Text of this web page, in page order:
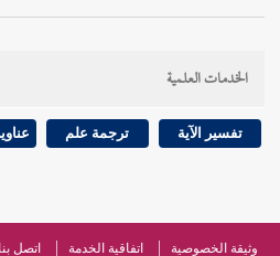
وقولمسلم- رحمه الله - : (
حدثنا جعفر بن سليمان
وهو أنه إسناد كله بصريون .
والطاء المهملة وبالنون و (
ثم راء . وقد قدمنا أنه ليس في
الخدمات العلمية
تفسير الآية ترجمة علم
وثيقة الخصوصية اتفاقية الخدمة اتصل بنا